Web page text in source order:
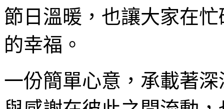
節日溫暖，也讓大家在
的幸福。
一份簡單心意，承載著